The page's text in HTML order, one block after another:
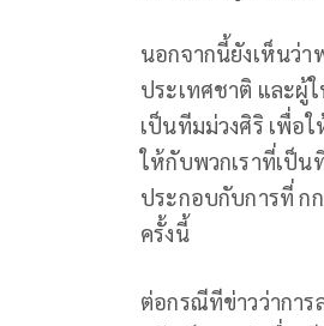
นอกจากนี้ยังเห็นว่า
ประเทศชาติ และผู้
เป็นทีมม่วงศิริ เพื่อ
ให้กับพวกเราที่เป็น
ประกอบกับการที่ ก
ครั้งนี้
ต่อกรณีทีข่าวว่ากา